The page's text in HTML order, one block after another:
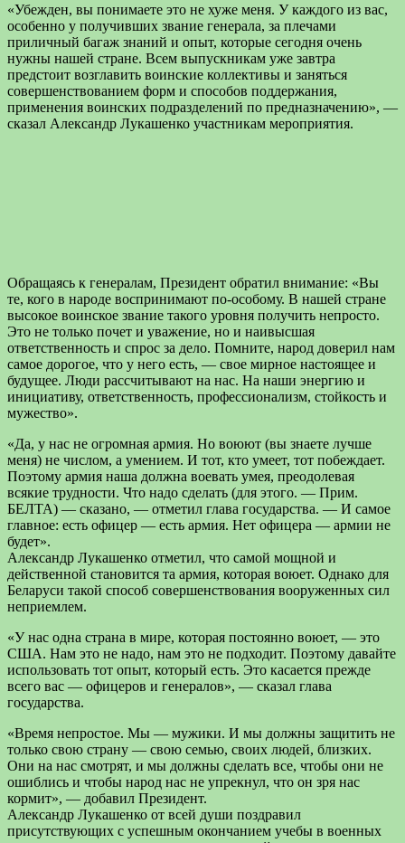
«Убежден, вы понимаете это не хуже меня. У каждого из вас,
особенно у получивших звание генерала, за плечами
приличный багаж знаний и опыт, которые сегодня очень
нужны нашей стране. Всем выпускникам уже завтра
предстоит возглавить воинские коллективы и заняться
совершенствованием форм и способов поддержания,
применения воинских подразделений по предназначению», —
сказал Александр Лукашенко участникам мероприятия.
Обращаясь к генералам, Президент обратил внимание: «Вы
те, кого в народе воспринимают по-особому. В нашей стране
высокое воинское звание такого уровня получить непросто.
Это не только почет и уважение, но и наивысшая
ответственность и спрос за дело. Помните, народ доверил нам
самое дорогое, что у него есть, — свое мирное настоящее и
будущее. Люди рассчитывают на нас. На наши энергию и
инициативу, ответственность, профессионализм, стойкость и
мужество».
«Да, у нас не огромная армия. Но воюют (вы знаете лучше
меня) не числом, а умением. И тот, кто умеет, тот побеждает.
Поэтому армия наша должна воевать умея, преодолевая
всякие трудности. Что надо сделать (для этого. — Прим.
БЕЛТА) — сказано, — отметил глава государства. — И самое
главное: есть офицер — есть армия. Нет офицера — армии не
будет».
Александр Лукашенко отметил, что самой мощной и
действенной становится та армия, которая воюет. Однако для
Беларуси такой способ совершенствования вооруженных сил
неприемлем.
«У нас одна страна в мире, которая постоянно воюет, — это
США. Нам это не надо, нам это не подходит. Поэтому давайте
использовать тот опыт, который есть. Это касается прежде
всего вас — офицеров и генералов», — сказал глава
государства.
«Время непростое. Мы — мужики. И мы должны защитить не
только свою страну — свою семью, своих людей, близких.
Они на нас смотрят, и мы должны сделать все, чтобы они не
ошиблись и чтобы народ нас не упрекнул, что он зря нас
кормит», — добавил Президент.
Александр Лукашенко от всей души поздравил
присутствующих с успешным окончанием учебы в военных